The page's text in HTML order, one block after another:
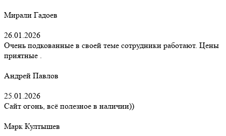
Мирали Гадоев
26.01.2026
Очень подкованные в своей теме сотрудники работают. Цены
приятные .
Андрей Павлов
25.01.2026
Сайт огонь, всё полезное в наличии))
Марк Култышев